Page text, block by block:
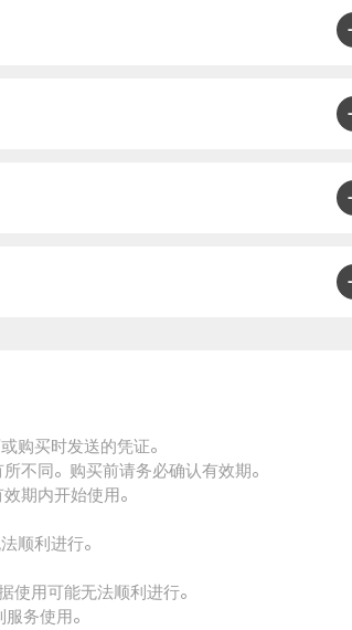
购买时发送的凭证。
不同。购买前请务必确认有效期。
期内开始使用。
顺利进行。
使用可能无法顺利进行。
务使用。